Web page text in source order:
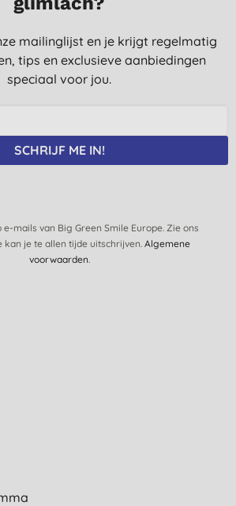
mailinglijst en je krijgt regelmatig
tips en exclusieve aanbiedingen
speciaal voor jou.
SCHRIJF ME IN!
mails van Big Green Smile Europe. Zie ons
kan je te allen tijde uitschrijven. Algemene
voorwaarden.